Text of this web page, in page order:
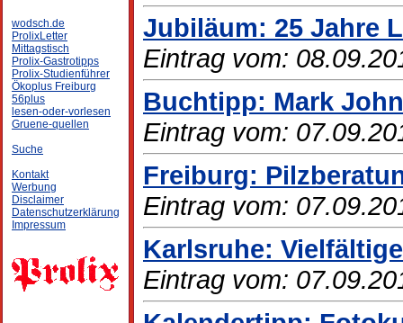
wodsch.de
ProlixLetter
Mittagstisch
Prolix-Gastrotipps
Prolix-Studienführer
Ökoplus Freiburg
56plus
lesen-oder-vorlesen
Gruene-quellen
Suche
Kontakt
Werbung
Disclaimer
Datenschutzerklärung
Impressum
Jubiläum: 25 Jahre
Eintrag vom:
Buchtipp: Mark
Eintrag vom:
Freiburg:
Eintrag vom:
Karlsruhe:
Eintrag vom: